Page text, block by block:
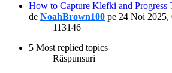
How to Capture Klefki and
de NoahBrown100 pe 24 Noi 2025,
113146
5 Most replied topics
Răspunsuri